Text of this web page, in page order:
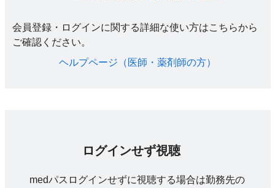
会員登録・ログインに関する詳細な使い方はこちらから
ご確認ください。​
ヘルプページ（医師・薬剤師の方）​
ログインせず視聴
medパスログインせずに視聴する場合は勤務先の